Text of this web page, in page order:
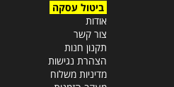
ביטול עסקה
אודות
צור קשר
תקנון חנות
הצהרת נגישות
מדיניות משלוח